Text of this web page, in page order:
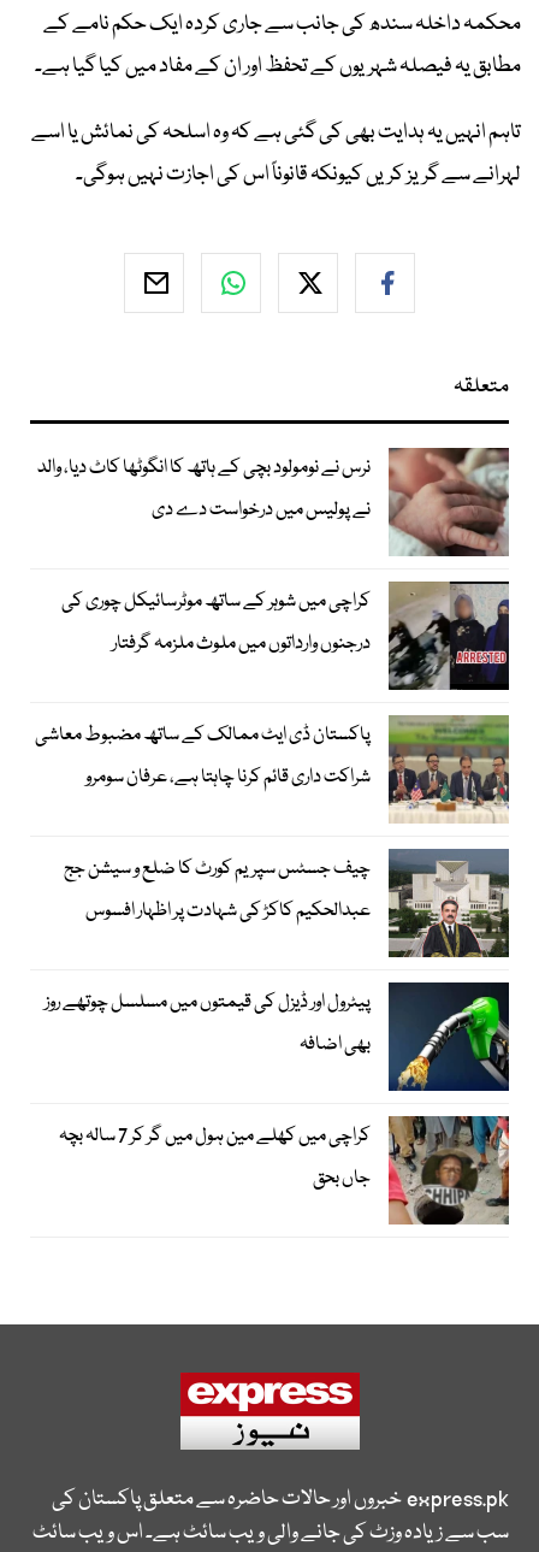
محکمہ داخلہ سندھ کی جانب سے جاری کردہ ایک حکم نامے کے
مطابق یہ فیصلہ شہریوں کے تحفظ اور ان کے مفاد میں کیا گیا ہے۔
تاہم انہیں یہ ہدایت بھی کی گئی ہے کہ وہ اسلحہ کی نمائش یا اسے
لہرانے سے گریز کریں کیونکہ قانوناً اس کی اجازت نہیں ہوگی۔
متعلقہ
نرس نے نومولود بچی کے ہاتھ کا انگوٹھا کاٹ دیا، والد
نے پولیس میں درخواست دے دی
کراچی میں شوہر کے ساتھ موٹرسائیکل چوری کی
درجنوں وارداتوں میں ملوث ملزمہ گرفتار
پاکستان ڈی ایٹ ممالک کے ساتھ مضبوط معاشی
شراکت داری قائم کرنا چاہتا ہے، عرفان سومرو
چیف جسٹس سپریم کورٹ کا ضلع و سیشن جج
عبدالحکیم کاکڑ کی شہادت پر اظہار افسوس
پیٹرول اور ڈیزل کی قیمتوں میں مسلسل چوتھے روز
بھی اضافہ
کراچی میں کھلے مین ہول میں گر کر 7 سالہ بچہ
جاں بحق
express.pkخبروں اور حالات حاضرہ سے متعلق پاکستان کی
سب سے زیادہ وزٹ کی جانے والی ویب سائٹ ہے۔ اس ویب سائٹ